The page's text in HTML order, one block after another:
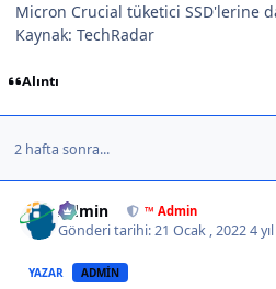
Micron Crucial tüketici SSD'lerine
Kaynak: TechRadar
Alıntı
2 hafta sonra...
Admin ™ Admin
Gönderi tarihi:21 Ocak , 20224 yıl
YAZAR ADMIN